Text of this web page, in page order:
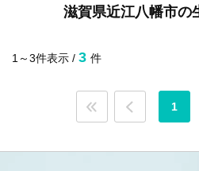
滋賀県近江八幡市の
1～3件表示 / 3 件
1